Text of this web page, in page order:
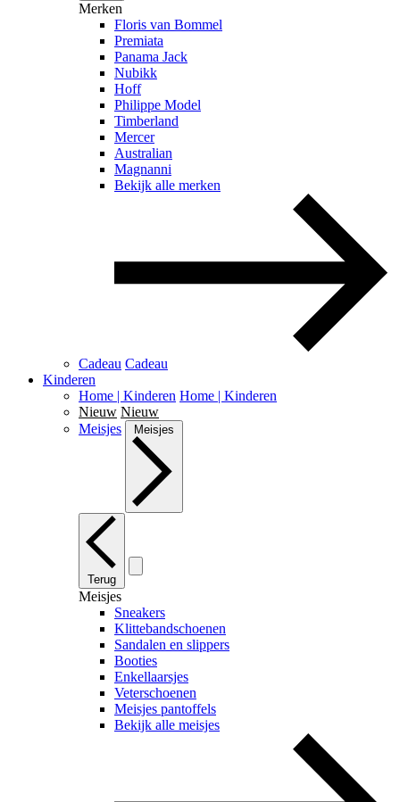
Merken
Floris van Bommel
Premiata
Panama Jack
Nubikk
Hoff
Philippe Model
Timberland
Mercer
Australian
Magnanni
Bekijk alle merken
Cadeau Cadeau
Kinderen
Home | Kinderen Home | Kinderen
Nieuw Nieuw
Meisjes
Meisjes
Terug
Meisjes
Sneakers
Klittebandschoenen
Sandalen en slippers
Booties
Enkellaarsjes
Veterschoenen
Meisjes pantoffels
Bekijk alle meisjes